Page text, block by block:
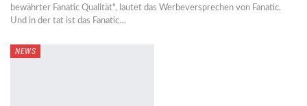
bewährter Fanatic Qualität", lautet das Werbeversprechen von Fanatic.
Und in der tat ist das Fanatic…
NEWS